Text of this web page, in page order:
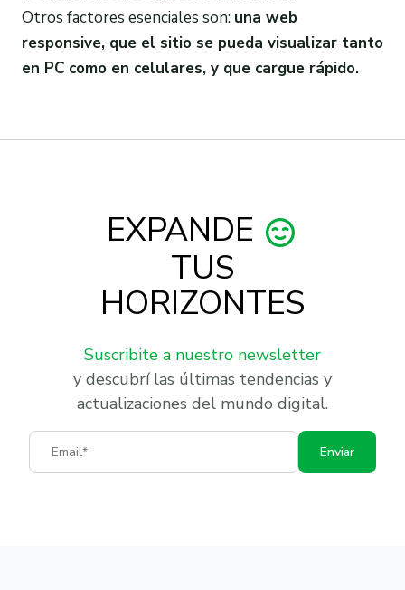
Otros factores esenciales son: una web
responsive, que el sitio se pueda visualizar tanto
en PC como en celulares, y que cargue rápido.
EXPANDE
TUS
HORIZONTES
Suscribite a nuestro newsletter
y descubrí las últimas tendencias y
actualizaciones del mundo digital.
Email
Enviar